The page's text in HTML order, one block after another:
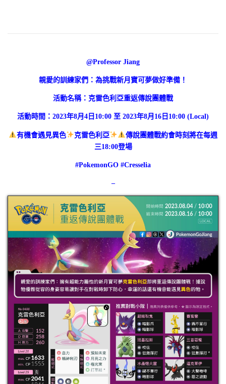
@Professor Jiang
親愛的訓練家們：為挑戰新月寶可夢做好準備！
活動名稱：克雷色利亞重返傳說團體戰
活動時間：2023年8月4日10:00 至 2023年8月16日10:00 (Local)
有機會遇見異色 克雷色利亞
傳說團體戰約會時刻將在每週
三18:00登場
#PokemonGO #Cresselia
–